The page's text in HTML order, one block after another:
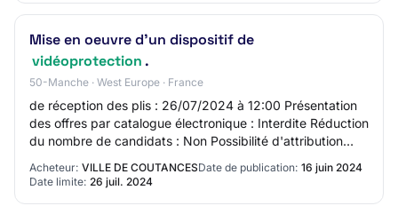
Mise en oeuvre d'un dispositif de
vidéoprotection .
50-Manche · West Europe · France
de réception des plis : 26/07/2024 à 12:00 Présentation
des offres par catalogue électronique : Interdite Réduction
du nombre de candidats : Non Possibilité d'attribution
Acheteur: VILLE DE COUTANCESDate de publication: 16 juin 2024
Date limite: 26 juil. 2024